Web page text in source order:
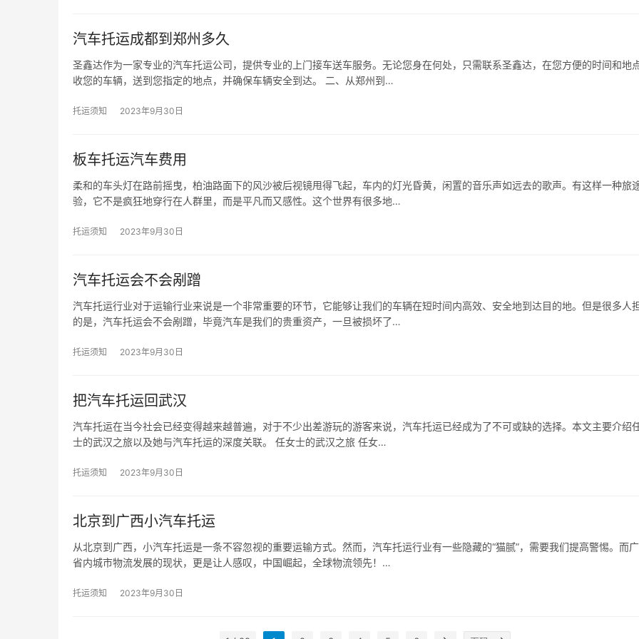
汽车托运成都到郑州多久
圣鑫达作为一家专业的汽车托运公司，提供专业的上门接车送车服务。无论您身在何处，只需联系圣鑫达，在您方便的时间和地
收您的车辆，送到您指定的地点，并确保车辆安全到达。 二、从郑州到…
托运须知 2023年9月30日
板车托运汽车费用
柔和的车头灯在路前摇曳，柏油路面下的风沙被后视镜甩得飞起，车内的灯光昏黄，闲置的音乐声如远去的歌声。有这样一种旅
验，它不是疯狂地穿行在人群里，而是平凡而又感性。这个世界有很多地…
托运须知 2023年9月30日
汽车托运会不会剐蹭
汽车托运行业对于运输行业来说是一个非常重要的环节，它能够让我们的车辆在短时间内高效、安全地到达目的地。但是很多人
的是，汽车托运会不会剐蹭，毕竟汽车是我们的贵重资产，一旦被损坏了…
托运须知 2023年9月30日
把汽车托运回武汉
汽车托运在当今社会已经变得越来越普遍，对于不少出差游玩的游客来说，汽车托运已经成为了不可或缺的选择。本文主要介绍
士的武汉之旅以及她与汽车托运的深度关联。 任女士的武汉之旅 任女…
托运须知 2023年9月30日
北京到广西小汽车托运
从北京到广西，小汽车托运是一条不容忽视的重要运输方式。然而，汽车托运行业有一些隐藏的“猫腻”，需要我们提高警惕。而
省内城市物流发展的现状，更是让人感叹，中国崛起，全球物流领先！…
托运须知 2023年9月30日